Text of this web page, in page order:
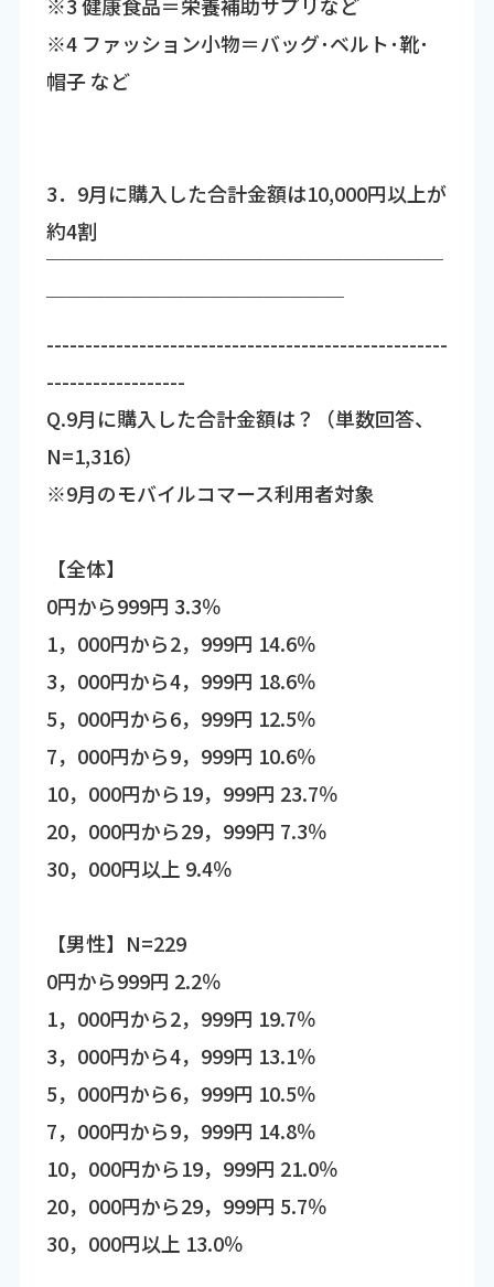
※4 ファッション小物＝バッグ･ベルト･靴･
帽子 など
3．9月に購入した合計金額は10,000円以上が
約4割
￣￣￣￣￣￣￣￣￣￣￣￣￣￣￣￣￣￣￣￣
￣￣￣￣￣￣￣￣￣￣￣￣￣￣￣
----------------------------------------------------
------------------
Q.9月に購入した合計金額は？（単数回答、
N=1,316）
※9月のモバイルコマース利用者対象
【全体】
0円から999円 3.3％
1，000円から2，999円 14.6％
3，000円から4，999円 18.6％
5，000円から6，999円 12.5％
7，000円から9，999円 10.6％
10，000円から19，999円 23.7％
20，000円から29，999円 7.3％
30，000円以上 9.4％
【男性】N=229
0円から999円 2.2％
1，000円から2，999円 19.7％
3，000円から4，999円 13.1％
5，000円から6，999円 10.5％
7，000円から9，999円 14.8％
10，000円から19，999円 21.0％
20，000円から29，999円 5.7％
30，000円以上 13.0％